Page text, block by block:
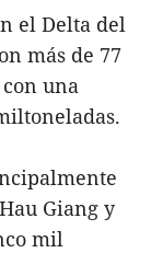
el Delta del
más de 77
una
Giang y
mil